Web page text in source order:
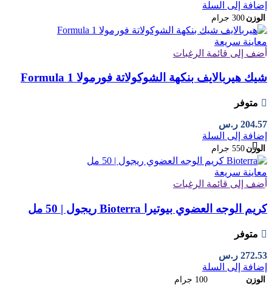
إضافة إلى السلة
الوزن300 جرام
معاينة سريعة
أضف إلى قائمة الرغبات
شيك هيربالايف بنكهة الشوكولاتة فورمولا Formula 1
متوفر
204.57 ر.س
إضافة إلى السلة
الوزن550 جرام
معاينة سريعة
أضف إلى قائمة الرغبات
كريم الوجه العضوي بيوتيرا Bioterra ريجول | 50 مل
متوفر
272.53 ر.س
إضافة إلى السلة
الوزن 100 جرام